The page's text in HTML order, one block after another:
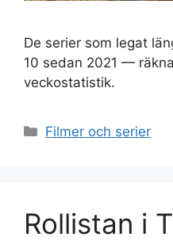
De serier som legat
10 sedan 2021 —
veckostatistik.
Kategorier
Filmer och serier
Rollistan i